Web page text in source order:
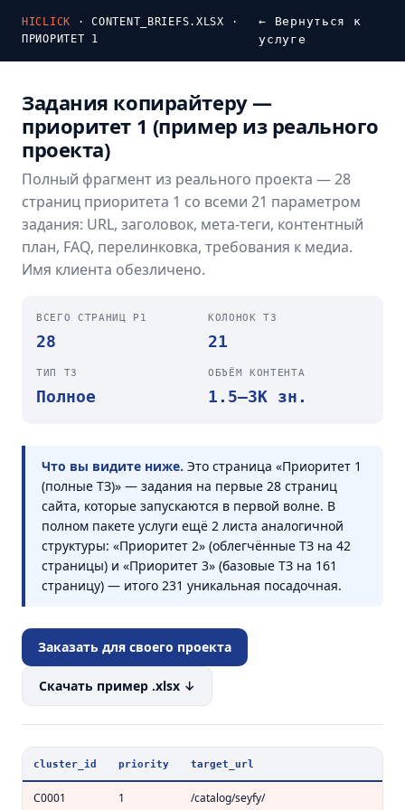
HICLICK · CONTENT_BRIEFS.XLSX ·
ПРИОРИТЕТ 1
← Вернуться к
услуге
Задания копирайтеру —
приоритет 1 (пример из реального
проекта)
Полный фрагмент из реального проекта — 28
страниц приоритета 1 со всеми 21 параметром
задания: URL, заголовок, мета-теги, контентный
план, FAQ, перелинковка, требования к медиа.
Имя клиента обезличено.
ВСЕГО СТРАНИЦ P1
28
КОЛОНОК ТЗ
21
ТИП ТЗ
Полное
ОБЪЁМ КОНТЕНТА
1.5–3K зн.
Что вы видите ниже. Это страница «Приоритет 1
(полные ТЗ)» — задания на первые 28 страниц
сайта, которые запускаются в первой волне. В
полном пакете услуги ещё 2 листа аналогичной
структуры: «Приоритет 2» (облегчённые ТЗ на 42
страницы) и «Приоритет 3» (базовые ТЗ на 161
страницу) — итого 231 уникальная посадочная.
Заказать для своего проекта
Скачать пример .xlsx ↓
cluster_id priority target_url
C0001 1 /catalog/seyfy/